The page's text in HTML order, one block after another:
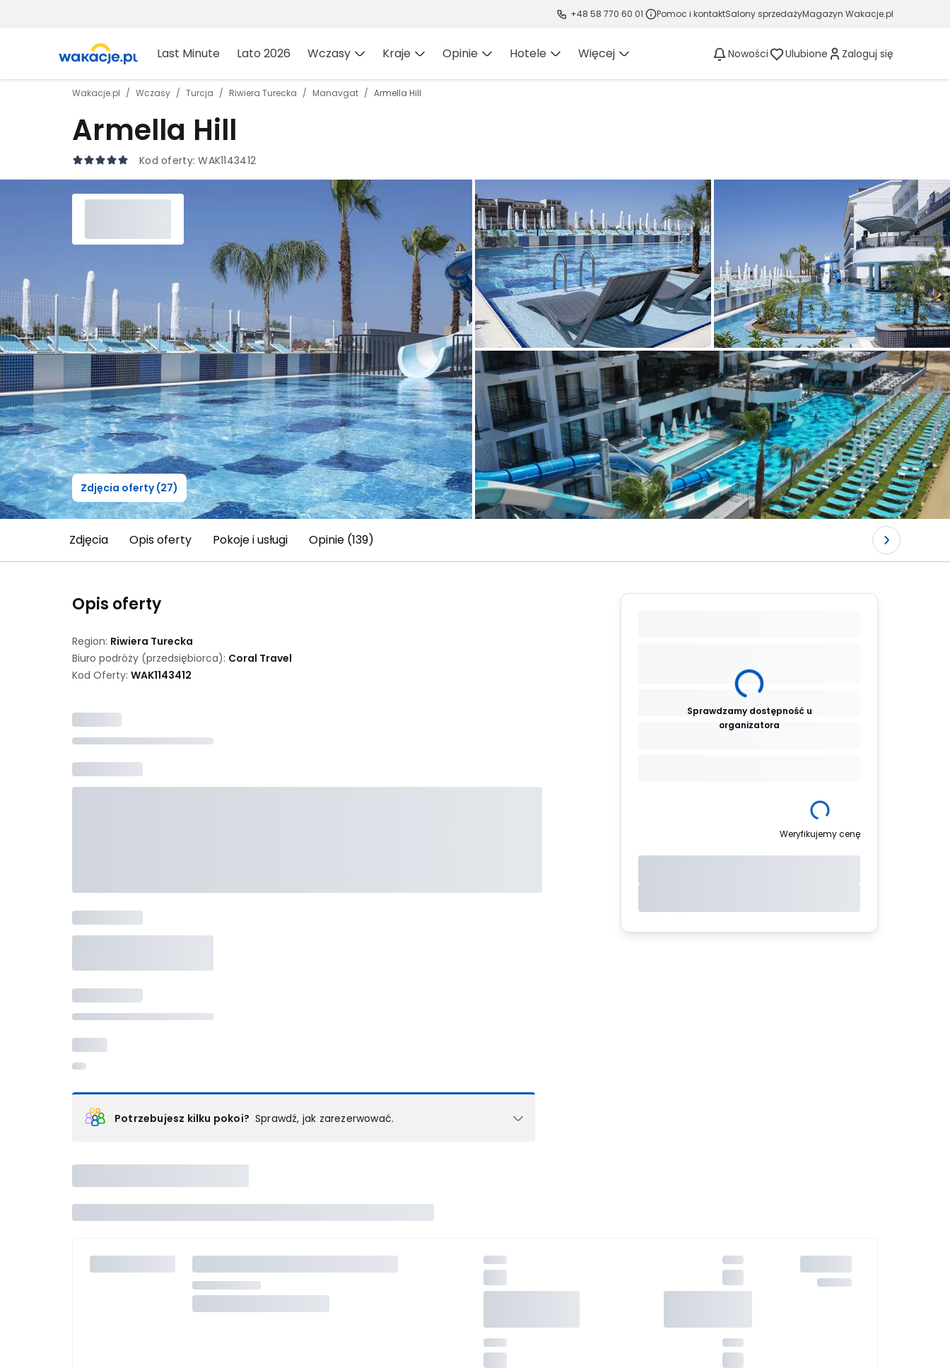
+48 58 770 60 01 Pomoc i kontaktSalony sprzedażyMagazyn Wakacje.pl
Last Minute Lato 2026 Wczasy Kraje Opinie Hotele Więcej Nowości Ulubione Zaloguj się
Wakacje.pl Wczasy Turcja Riwiera Turecka Manavgat Armella Hill
Armella Hill
Kod oferty:WAK1143412
Zdjęcia oferty (27)
Zdjęcia Opis oferty Pokoje i usługi Opinie (139)
Opis oferty
Region: Riwiera Turecka
Biuro podróży (przedsiębiorca): Coral Travel
Kod Oferty: WAK1143412
Potrzebujesz kilku pokoi? Sprawdź, jak zarezerwować.
Wybierz jedną z ofert z listy i zarezerwuj ją. Zrób oddzielne rezerwacje dla każdego kolejnego pokoju
lubskontaktuj się z nami,by złożyć zamówienie u naszego doradcy.
Maksymalna liczba uczestników
Sprawdzamy dostępność u
organizatora
Weryfikujemy cenę